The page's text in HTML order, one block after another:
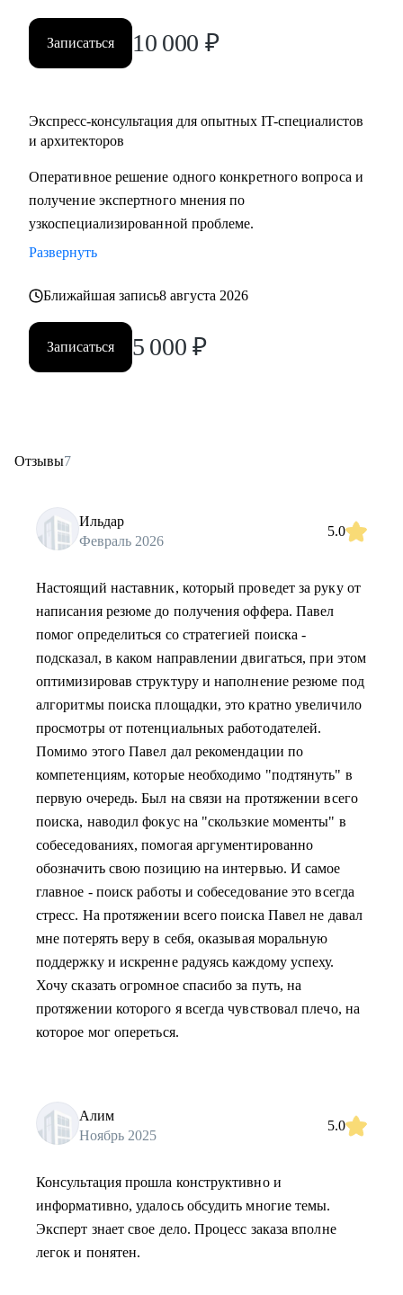
Записаться 10 000 ₽
Экспресс-консультация для опытных IT-специалистов
и архитекторов
Оперативное решение одного конкретного вопроса и
получение экспертного мнения по
узкоспециализированной проблеме.
Развернуть
Ближайшая запись8 августа 2026
Записаться 5 000 ₽
Отзывы7
Ильдар
Февраль 2026
5.0
Настоящий наставник, который проведет за руку от
написания резюме до получения оффера. Павел
помог определиться со стратегией поиска -
подсказал, в каком направлении двигаться, при этом
оптимизировав структуру и наполнение резюме под
алгоритмы поиска площадки, это кратно увеличило
просмотры от потенциальных работодателей.
Помимо этого Павел дал рекомендации по
компетенциям, которые необходимо "подтянуть" в
первую очередь. Был на связи на протяжении всего
поиска, наводил фокус на "скользкие моменты" в
собеседованиях, помогая аргументированно
обозначить свою позицию на интервью. И самое
главное - поиск работы и собеседование это всегда
стресс. На протяжении всего поиска Павел не давал
мне потерять веру в себя, оказывая моральную
поддержку и искренне радуясь каждому успеху.
Хочу сказать огромное спасибо за путь, на
протяжении которого я всегда чувствовал плечо, на
которое мог опереться.
Алим
Ноябрь 2025
5.0
Консультация прошла конструктивно и
информативно, удалось обсудить многие темы.
Эксперт знает свое дело. Процесс заказа вполне
легок и понятен.